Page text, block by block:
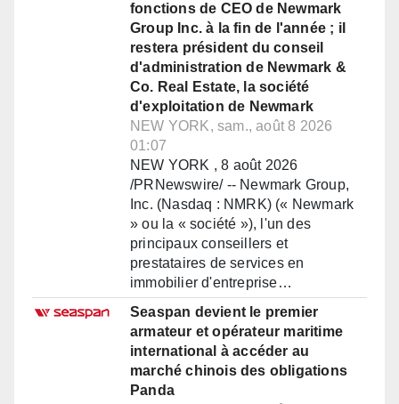
fonctions de CEO de Newmark
Group Inc. à la fin de l'année ; il
restera président du conseil
d'administration de Newmark &
Co. Real Estate, la société
d'exploitation de Newmark
NEW YORK, sam., août 8 2026
01:07
NEW YORK , 8 août 2026
/PRNewswire/ -- Newmark Group,
Inc. (Nasdaq : NMRK) (« Newmark
» ou la « société »), l'un des
principaux conseillers et
prestataires de services en
immobilier d'entreprise…
Seaspan devient le premier
armateur et opérateur maritime
international à accéder au
marché chinois des obligations
Panda